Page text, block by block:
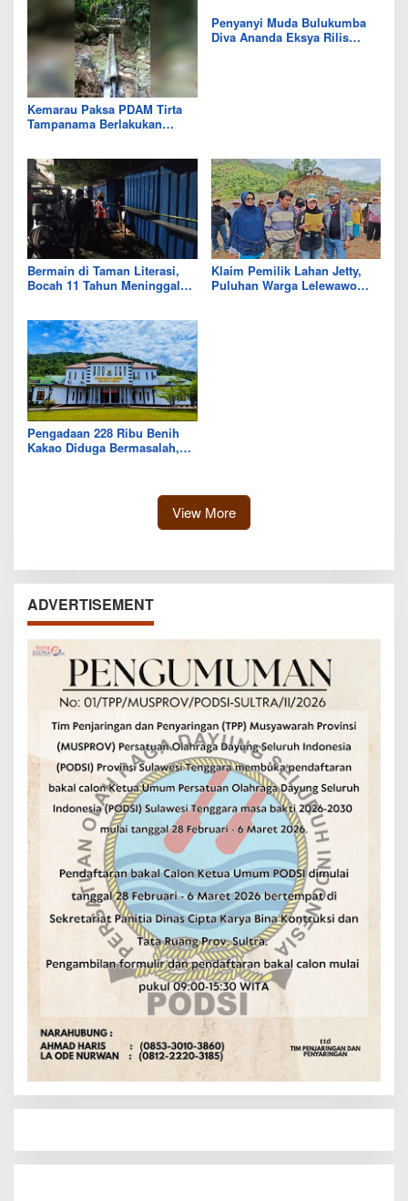
Kemarau Paksa PDAM Tirta
Tampanama Berlakukan
Penyanyi Muda Bulukumba
Diva Ananda Eksya Rilis
Bermain di Taman Literasi,
Bocah 11 Tahun Meninggal
Klaim Pemilik Lahan Jetty,
Puluhan Warga Lelewawo
Pengadaan 228 Ribu Benih
Kakao Diduga Bermasalah,
View More
ADVERTISEMENT